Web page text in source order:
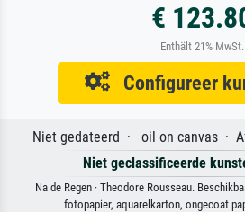
€
Enthält 21% MwSt.
Configureer
Niet gedateerd · oil on canvas ·
Niet geclassificeerde
Na de Regen · Theodore Rousseau.
fotopapier, aquarelkarton, ongecoat